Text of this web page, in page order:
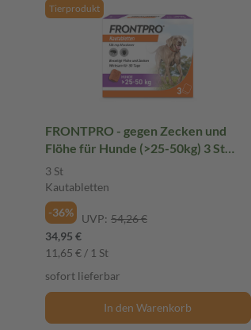
Tierprodukt
FRONTPRO - gegen Zecken und
Flöhe für Hunde (>25-50kg) 3 St
Kautabletten
3 St
Kautabletten
-36%
UVP: 54,26 €
34,95 €
11,65 € / 1 St
sofort lieferbar
In den Warenkorb